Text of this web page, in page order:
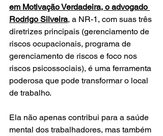
em Motivação Verdadeira, o advogado
Rodrigo Silveira, a NR-1, com suas três
diretrizes principais (gerenciamento de
riscos ocupacionais, programa de
gerenciamento de riscos e foco nos
riscos psicossociais), é uma ferramenta
poderosa que pode transformar o local
de trabalho.
Ela não apenas contribui para a saúde
mental dos trabalhadores, mas também